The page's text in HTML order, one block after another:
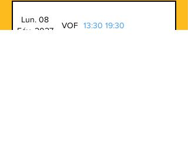
Lun. 08
Fév. 2027
VOF 13:30 19:30